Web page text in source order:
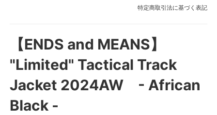
特定商取引法に基づく表記
【ENDS and MEANS】
"Limited" Tactical Track
Jacket 2024AW - African
Black -